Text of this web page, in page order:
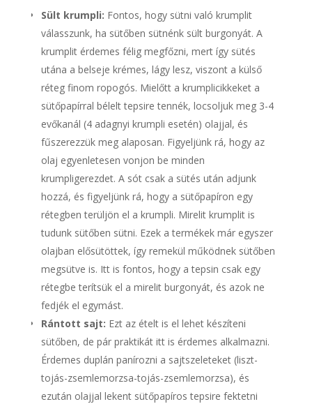
Sült krumpli: Fontos, hogy sütni való krumplit
válasszunk, ha sütőben sütnénk sült burgonyát. A
krumplit érdemes félig megfőzni, mert így sütés
utána a belseje krémes, lágy lesz, viszont a külső
réteg finom ropogós. Mielőtt a krumplicikkeket a
sütőpapírral bélelt tepsire tennék, locsoljuk meg 3-4
evőkanál (4 adagnyi krumpli esetén) olajjal, és
fűszerezzük meg alaposan. Figyeljünk rá, hogy az
olaj egyenletesen vonjon be minden
krumpligerezdet. A sót csak a sütés után adjunk
hozzá, és figyeljünk rá, hogy a sütőpapíron egy
rétegben terüljön el a krumpli. Mirelit krumplit is
tudunk sütőben sütni. Ezek a termékek már egyszer
olajban elősütöttek, így remekül működnek sütőben
megsütve is. Itt is fontos, hogy a tepsin csak egy
rétegbe terítsük el a mirelit burgonyát, és azok ne
fedjék el egymást.
Rántott sajt: Ezt az ételt is el lehet készíteni
sütőben, de pár praktikát itt is érdemes alkalmazni.
Érdemes duplán panírozni a sajtszeleteket (liszt-
tojás-zsemlemorzsa-tojás-zsemlemorzsa), és
ezután olajjal lekent sütőpapíros tepsire fektetni